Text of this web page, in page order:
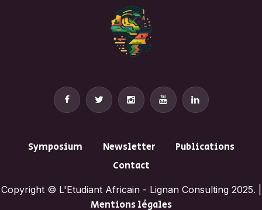
Symposium Newsletter
Publications
Contact
Copyright © L'Etudiant Africain - Lignan Consulting 2025. |
Mentions légales